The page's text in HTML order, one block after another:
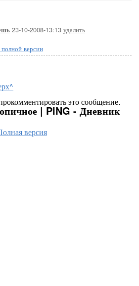
23-10-2008-13:13 удалить
версии
это сообщение.
| PING - Дневник
версия